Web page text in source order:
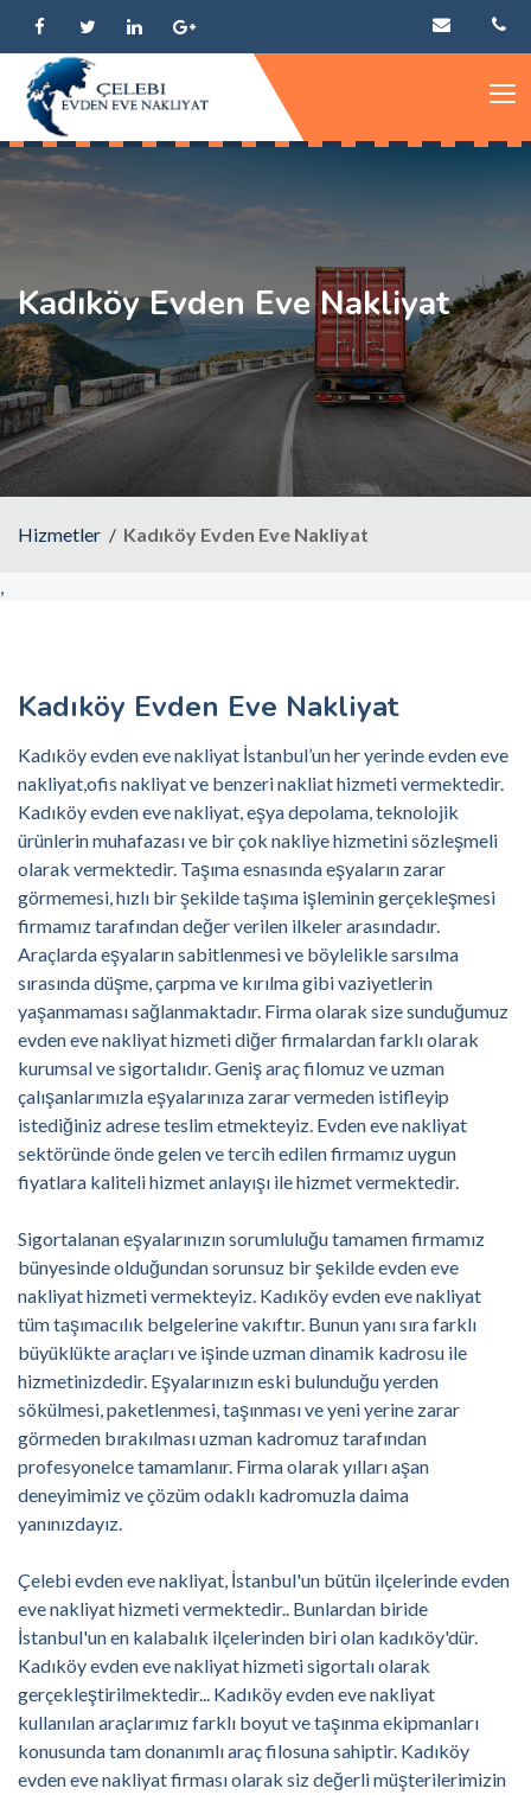
Kadıköy Evden Eve Nakliyat
Hizmetler Kadıköy Evden Eve Nakliyat
,
Kadıköy Evden Eve Nakliyat
Kadıköy evden eve nakliyat İstanbul’un her yerinde evden eve
nakliyat,ofis nakliyat ve benzeri nakliat hizmeti vermektedir.
Kadıköy evden eve nakliyat, eşya depolama, teknolojik
ürünlerin muhafazası ve bir çok nakliye hizmetini sözleşmeli
olarak vermektedir. Taşıma esnasında eşyaların zarar
görmemesi, hızlı bir şekilde taşıma işleminin gerçekleşmesi
firmamız tarafından değer verilen ilkeler arasındadır.
Araçlarda eşyaların sabitlenmesi ve böylelikle sarsılma
sırasında düşme, çarpma ve kırılma gibi vaziyetlerin
yaşanmaması sağlanmaktadır. Firma olarak size sunduğumuz
evden eve nakliyat hizmeti diğer firmalardan farklı olarak
kurumsal ve sigortalıdır. Geniş araç filomuz ve uzman
çalışanlarımızla eşyalarınıza zarar vermeden istifleyip
istediğiniz adrese teslim etmekteyiz. Evden eve nakliyat
sektöründe önde gelen ve tercih edilen firmamız uygun
fiyatlara kaliteli hizmet anlayışı ile hizmet vermektedir.
Sigortalanan eşyalarınızın sorumluluğu tamamen firmamız
bünyesinde olduğundan sorunsuz bir şekilde evden eve
nakliyat hizmeti vermekteyiz. Kadıköy evden eve nakliyat
tüm taşımacılık belgelerine vakıftır. Bunun yanı sıra farklı
büyüklükte araçları ve işinde uzman dinamik kadrosu ile
hizmetinizdedir. Eşyalarınızın eski bulunduğu yerden
sökülmesi, paketlenmesi, taşınması ve yeni yerine zarar
görmeden bırakılması uzman kadromuz tarafından
profesyonelce tamamlanır. Firma olarak yılları aşan
deneyimimiz ve çözüm odaklı kadromuzla daima
yanınızdayız.
Çelebi evden eve nakliyat, İstanbul'un bütün ilçelerinde evden
eve nakliyat hizmeti vermektedir.. Bunlardan biride
İstanbul'un en kalabalık ilçelerinden biri olan kadıköy'dür.
Kadıköy evden eve nakliyat hizmeti sigortalı olarak
gerçekleştirilmektedir... Kadıköy evden eve nakliyat
kullanılan araçlarımız farklı boyut ve taşınma ekipmanları
konusunda tam donanımlı araç filosuna sahiptir. Kadıköy
evden eve nakliyat firması olarak siz değerli müşterilerimizin